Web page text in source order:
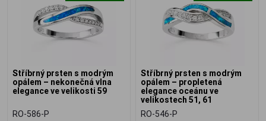
Stříbrný prsten s modrým
opálem – nekonečná vlna
elegance ve velikosti 59
RO-586-P
Stříbrný prsten s modrým
opálem – propletená
elegance oceánu ve
velikostech 51, 61
RO-546-P